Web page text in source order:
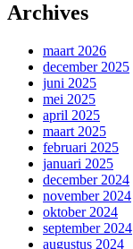
Archives
maart 2026
december 2025
juni 2025
mei 2025
april 2025
maart 2025
februari 2025
januari 2025
december 2024
november 2024
oktober 2024
september 2024
augustus 2024